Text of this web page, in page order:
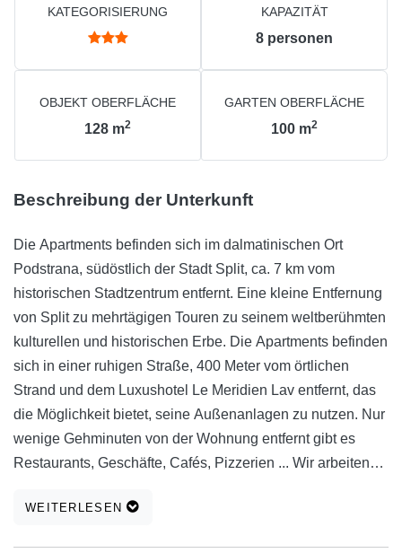
KATEGORISIERUNG KAPAZITÄT
8 personen
OBJEKT OBERFLÄCHE
128 m2
GARTEN OBERFLÄCHE
100 m2
Beschreibung der Unterkunft
Die Apartments befinden sich im dalmatinischen Ort
Podstrana, südöstlich der Stadt Split, ca. 7 km vom
historischen Stadtzentrum entfernt. Eine kleine Entfernung
von Split zu mehrtägigen Touren zu seinem weltberühmten
kulturellen und historischen Erbe. Die Apartments befinden
sich in einer ruhigen Straße, 400 Meter vom örtlichen
Strand und dem Luxushotel Le Meridien Lav entfernt, das
die Möglichkeit bietet, seine Außenanlagen zu nutzen. Nur
wenige Gehminuten von der Wohnung entfernt gibt es
Restaurants, Geschäfte, Cafés, Pizzerien ... Wir arbeiten
zusammen, damit wir unseren lieben Gästen helfen
WEITERLESEN